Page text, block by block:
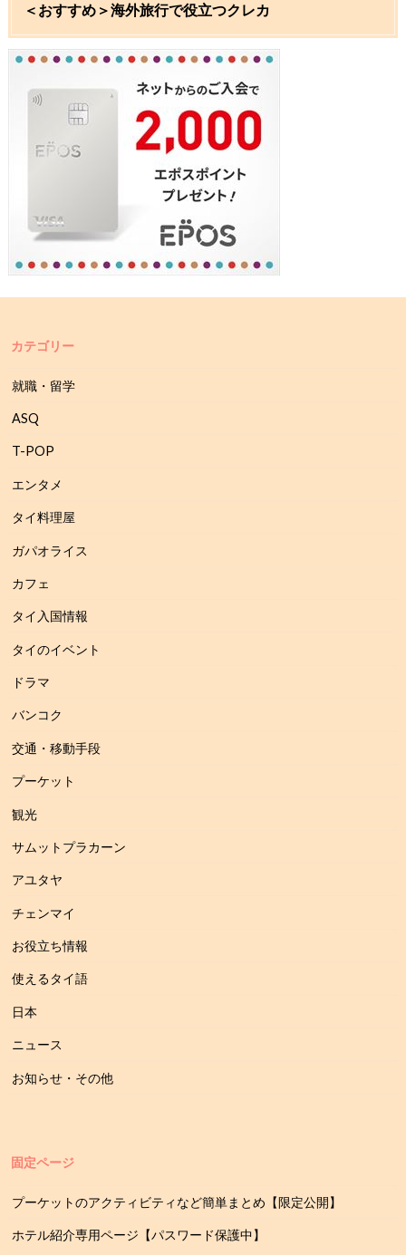
＜おすすめ＞海外旅行で役立つクレカ
カテゴリー
就職・留学
ASQ
T-POP
エンタメ
タイ料理屋
ガパオライス
カフェ
タイ入国情報
タイのイベント
ドラマ
バンコク
交通・移動手段
プーケット
観光
サムットプラカーン
アユタヤ
チェンマイ
お役立ち情報
使えるタイ語
日本
ニュース
お知らせ・その他
固定ページ
プーケットのアクティビティなど簡単まとめ【限定公開】
ホテル紹介専用ページ【パスワード保護中】